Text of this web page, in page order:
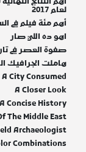
لعام 2017
أهم مئة فيلم في
اهو ده اللي صار
صفوة العصر في
هاملت الجرافيك
A City Consumed
A Closer Look
A Concise History
The Middle East
Archaeologist
Combinations.